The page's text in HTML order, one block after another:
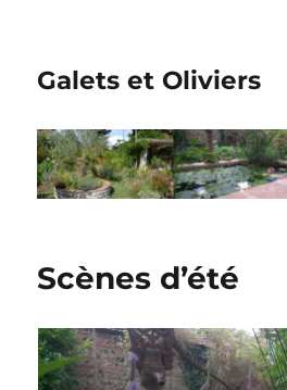
Galets et Oliviers
Scènes d’été